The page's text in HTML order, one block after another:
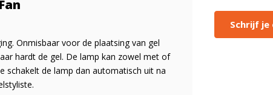
Onmisbaar voor de plaatsing van gel
hardt de gel. De lamp kan zowel met of
schakelt de lamp dan automatisch uit na
Schrijf